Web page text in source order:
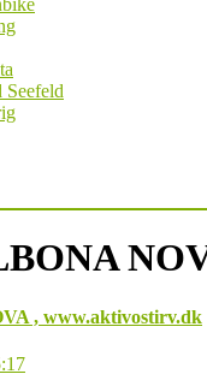
Seefeld
, www.aktivostirv.dk